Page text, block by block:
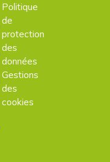
Politique
de
protection
des
données
Gestions
des
cookies